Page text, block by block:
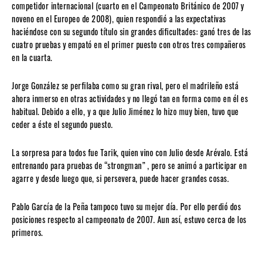
competidor internacional (cuarto en el Campeonato Británico de 2007 y
noveno en el Europeo de 2008), quien respondió a las expectativas
haciéndose con su segundo título sin grandes dificultades: ganó tres de las
cuatro pruebas y empató en el primer puesto con otros tres compañeros
en la cuarta.
Jorge González se perfilaba como su gran rival, pero el madrileño está
ahora inmerso en otras actividades y no llegó tan en forma como en él es
habitual. Debido a ello, y a que Julio Jiménez lo hizo muy bien, tuvo que
ceder a éste el segundo puesto.
La sorpresa para todos fue Tarik, quien vino con Julio desde Arévalo. Está
entrenando para pruebas de “strongman” , pero se animó a participar en
agarre y desde luego que, si persevera, puede hacer grandes cosas.
Pablo García de la Peña tampoco tuvo su mejor día. Por ello perdió dos
posiciones respecto al campeonato de 2007. Aun así, estuvo cerca de los
primeros.